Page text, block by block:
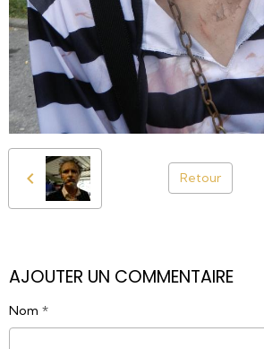
Retour
AJOUTER UN COMMENTAIRE
Nom